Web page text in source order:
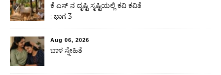
ಕೆ ಎಸ್ ನ ದೃಷ್ಟಿ ಸೃಷ್ಟಿಯಲ್ಲಿ ಕವಿ ಕವಿತೆ
: ಭಾಗ 3
Aug 06, 2026
ಬಾಳ ಸ್ನೇಹಿತೆ